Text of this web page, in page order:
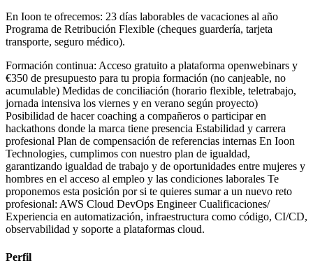
En Ioon te ofrecemos: 23 días laborables de vacaciones al año
Programa de Retribución Flexible (cheques guardería, tarjeta
transporte, seguro médico).
Formación continua: Acceso gratuito a plataforma openwebinars y
€350 de presupuesto para tu propia formación (no canjeable, no
acumulable) Medidas de conciliación (horario flexible, teletrabajo,
jornada intensiva los viernes y en verano según proyecto)
Posibilidad de hacer coaching a compañeros o participar en
hackathons donde la marca tiene presencia Estabilidad y carrera
profesional Plan de compensación de referencias internas En Ioon
Technologies, cumplimos con nuestro plan de igualdad,
garantizando igualdad de trabajo y de oportunidades entre mujeres y
hombres en el acceso al empleo y las condiciones laborales Te
proponemos esta posición por si te quieres sumar a un nuevo reto
profesional: AWS Cloud DevOps Engineer Cualificaciones/
Experiencia en automatización, infraestructura como código, CI/CD,
observabilidad y soporte a plataformas cloud.
Perfil